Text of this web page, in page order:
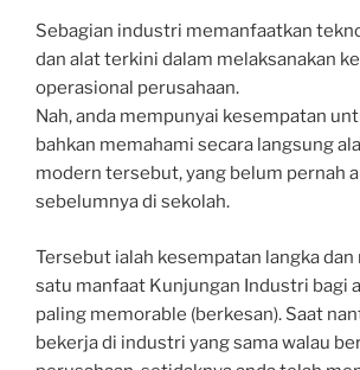
Sebagian industri memanfaatkan
dan alat terkini dalam melaksanakan
operasional perusahaan.
Nah, anda mempunyai kesempatan
bahkan memahami secara langsung
modern tersebut, yang belum pernah
sebelumnya di sekolah.
Tersebut ialah kesempatan langka dan
satu manfaat Kunjungan Industri bagi
paling memorable (berkesan). Saat
bekerja di industri yang sama walau